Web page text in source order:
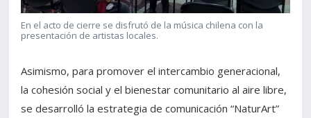
En el acto de cierre se disfrutó de la música chilena con la
presentación de artistas locales.
Asimismo, para promover el intercambio generacional,
la cohesión social y el bienestar comunitario al aire libre,
se desarrolló la estrategia de comunicación “NaturArt”